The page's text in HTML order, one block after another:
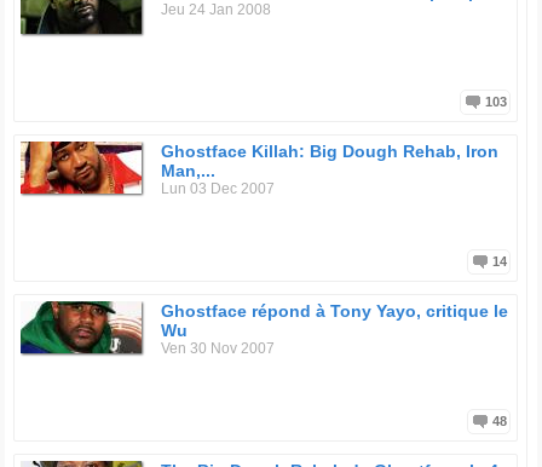
Jeu 24 Jan 2008
103
Ghostface Killah: Big Dough Rehab, Iron
Man,...
Lun 03 Dec 2007
14
Ghostface répond à Tony Yayo, critique le
Wu
Ven 30 Nov 2007
48